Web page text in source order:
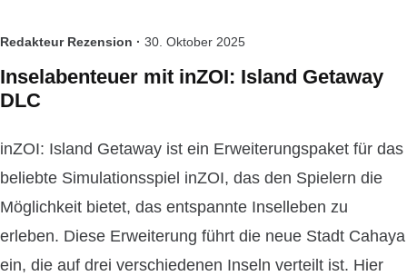
Redakteur Rezension · 30. Oktober 2025
Inselabenteuer mit inZOI: Island Getaway
DLC
inZOI: Island Getaway ist ein Erweiterungspaket für das
beliebte Simulationsspiel inZOI, das den Spielern die
Möglichkeit bietet, das entspannte Inselleben zu
erleben. Diese Erweiterung führt die neue Stadt Cahaya
ein, die auf drei verschiedenen Inseln verteilt ist. Hier